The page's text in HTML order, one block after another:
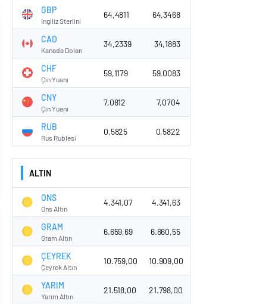
GBP
İngiliz Sterlini
64,4811 64,3468
CAD
Kanada Doları
34,2339 34,1883
CHF
Çin Yuanı
59,1179 59,0083
CNY
Çin Yuanı
7,0812 7,0704
RUB
Rus Rublesi
0,5825 0,5822
ALTIN
ONS
Ons Altın
4.341,07 4.341,63
GRAM
Gram Altın
6.659,69 6.660,55
ÇEYREK
Çeyrek Altın
10.759,00 10.909,00
YARIM
Yarım Altın
21.518,00 21.798,00